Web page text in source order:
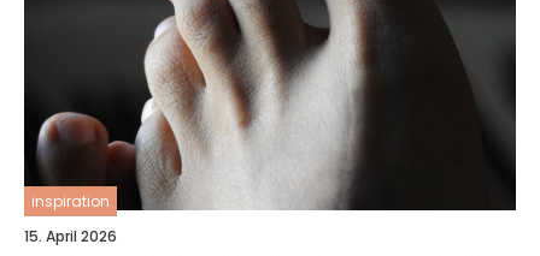
inspiration
15. April 2026